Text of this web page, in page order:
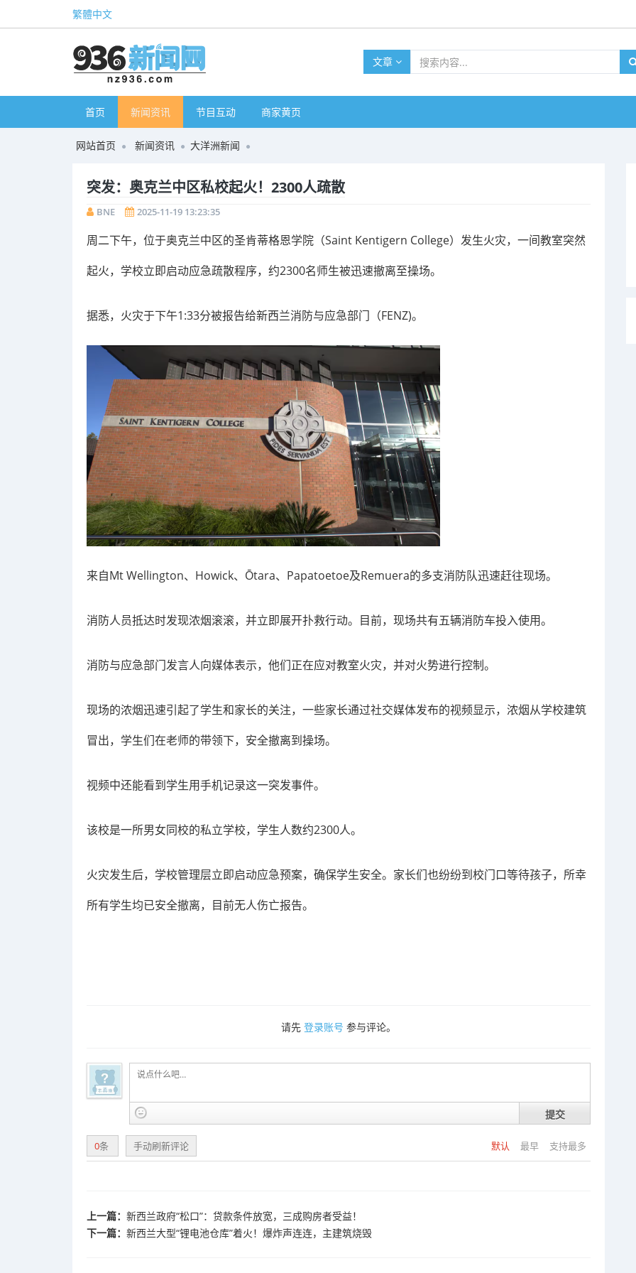
繁體中文
文章
首页 新闻资讯 节目互动 商家黄页
网站首页 新闻资讯 大洋洲新闻
突发：奥克兰中区私校起火！2300人疏散
BNE 2025-11-19 13:23:35
周二下午，位于奥克兰中区的圣肯蒂格恩学院（Saint Kentigern College）发生火灾，一间教室突然
起火，学校立即启动应急疏散程序，约2300名师生被迅速撤离至操场。
据悉，火灾于下午1:33分被报告给新西兰消防与应急部门（FENZ)。
来自Mt Wellington、Howick、Ōtara、Papatoetoe及Remuera的多支消防队迅速赶往现场。
消防人员抵达时发现浓烟滚滚，并立即展开扑救行动。目前，现场共有五辆消防车投入使用。
消防与应急部门发言人向媒体表示，他们正在应对教室火灾，并对火势进行控制。
现场的浓烟迅速引起了学生和家长的关注，一些家长通过社交媒体发布的视频显示，浓烟从学校建筑
冒出，学生们在老师的带领下，安全撤离到操场。
视频中还能看到学生用手机记录这一突发事件。
该校是一所男女同校的私立学校，学生人数约2300人。
火灾发生后，学校管理层立即启动应急预案，确保学生安全。家长们也纷纷到校门口等待孩子，所幸
所有学生均已安全撤离，目前无人伤亡报告。
请先 登录账号 参与评论。
提交
默认 最早 支持最多
0条 手动刷新评论
上一篇： 新西兰政府“松口”：贷款条件放宽，三成购房者受益！
下一篇： 新西兰大型“锂电池仓库”着火！爆炸声连连，主建筑烧毁